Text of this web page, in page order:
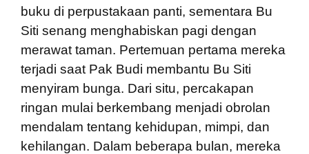
buku di perpustakaan panti, sementara Bu
Siti senang menghabiskan pagi dengan
merawat taman. Pertemuan pertama mereka
terjadi saat Pak Budi membantu Bu Siti
menyiram bunga. Dari situ, percakapan
ringan mulai berkembang menjadi obrolan
mendalam tentang kehidupan, mimpi, dan
kehilangan. Dalam beberapa bulan, mereka